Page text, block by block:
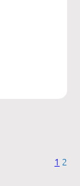
1 2